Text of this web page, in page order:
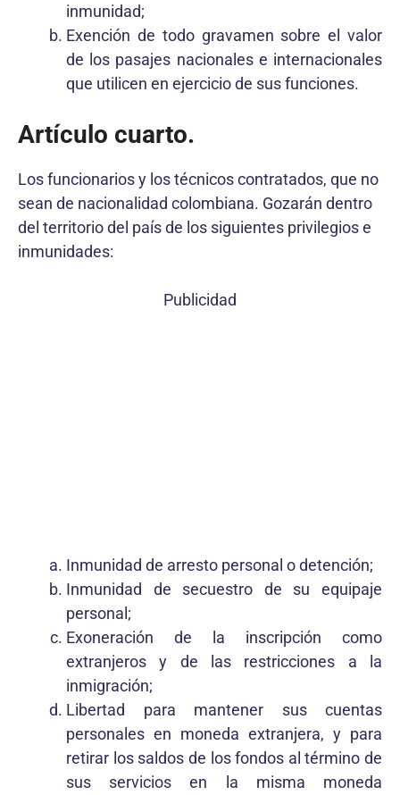
inmunidad;
Exención de todo gravamen sobre el valor
de los pasajes nacionales e internacionales
que utilicen en ejercicio de sus funciones.
Artículo cuarto.
Los funcionarios y los técnicos contratados, que no
sean de nacionalidad colombiana. Gozarán dentro
del territorio del país de los siguientes privilegios e
inmunidades:
Publicidad
Inmunidad de arresto personal o detención;
Inmunidad de secuestro de su equipaje
personal;
Exoneración de la inscripción como
extranjeros y de las restricciones a la
inmigración;
Libertad para mantener sus cuentas
personales en moneda extranjera, y para
retirar los saldos de los fondos al término de
sus servicios en la misma moneda